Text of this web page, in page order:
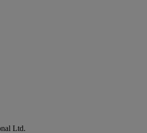
Ltd.